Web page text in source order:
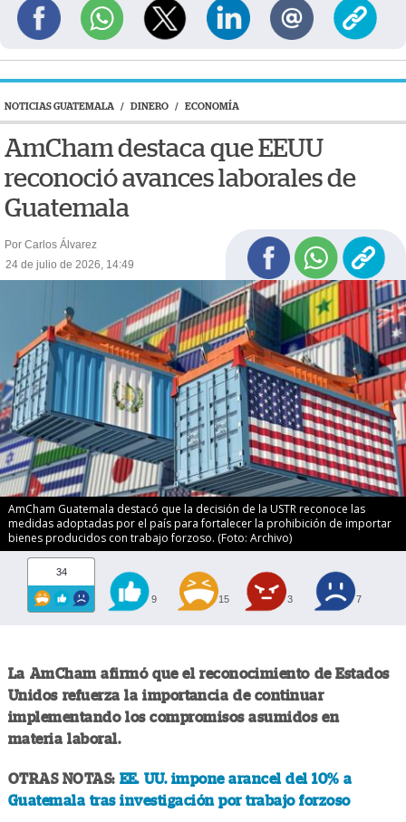
NOTICIAS GUATEMALA / DINERO / ECONOMÍA
AmCham destaca que EEUU
reconoció avances laborales de
Guatemala
Por Carlos Álvarez
24 de julio de 2026, 14:49
AmCham Guatemala destacó que la decisión de la USTR reconoce las
medidas adoptadas por el país para fortalecer la prohibición de importar
bienes producidos con trabajo forzoso. (Foto: Archivo)
34
9 15 3 7
La AmCham afirmó que el reconocimiento de Estados
Unidos refuerza la importancia de continuar
implementando los compromisos asumidos en
materia laboral.
OTRAS NOTAS:EE. UU. impone arancel del 10% a
Guatemala tras investigación por trabajo forzoso